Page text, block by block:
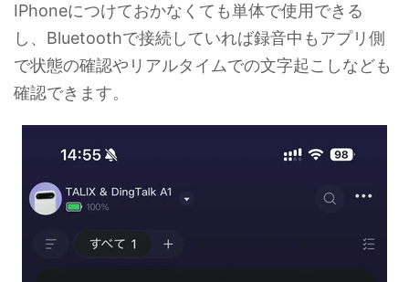
IPhoneにつけておかなくても単体で使用できる
し、Bluetoothで接続していれば録音中もアプリ側
で状態の確認やリアルタイムでの文字起こしなども
確認できます。